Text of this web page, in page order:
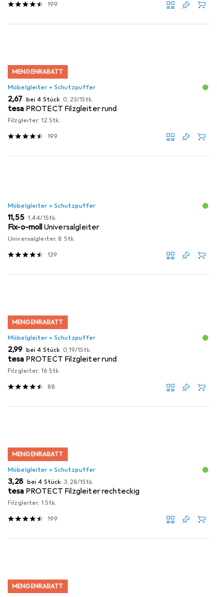
199
MENGENRABATT
Möbelgleiter + Schutzpuffer
EUR
2,67 bei 4 Stück EUR
0,23/1Stk.
tesa PROTECT Filzgleiter rund
Filzgleiter, 12 Stk.
199
Möbelgleiter + Schutzpuffer
EUR
11,55 EUR
1,44/1Stk.
Fix-o-moll Universalgleiter
Universalgleiter, 8 Stk.
139
MENGENRABATT
Möbelgleiter + Schutzpuffer
EUR
2,99 bei 4 Stück EUR
0,19/1Stk.
tesa PROTECT Filzgleiter rund
Filzgleiter, 16 Stk.
88
MENGENRABATT
Möbelgleiter + Schutzpuffer
EUR
3,28 bei 4 Stück EUR
3,28/1Stk.
tesa PROTECT Filzgleiter rechteckig
Filzgleiter, 1 Stk.
199
MENGENRABATT